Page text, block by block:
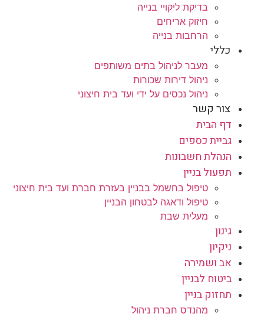
בדיקת ליקויי בנייה
חיזוק אריחים
הרחבות בנייה
כללי
מעבר לניהול בתים משותפים
ניהול דירות שכורות
ניהול נכסים על ידי ועד בית חיצוני
צור קשר
דף הבית
גביית כספים
הנהלת חשבונות
תפעול בניין
טיפול בחשמל בבניין בעזרת חברת ועד בית חיצוני
טיפול ודאגה לבטחון הבניין
מעלית שבת
גינון
ניקיון
אב ושמירה
ביטוח לבניין
תחזוק בניין
מהנדס חברת ניהול